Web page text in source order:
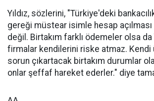
Yıldız, sözlerini, "Türkiye'deki
gereği müstear isimle hesap
değil. Birtakım farklı ödemeler olsa
firmalar kendilerini riske atmaz. Kendi
sorun çıkartacak birtakım durumlar
onlar şeffaf hareket ederler." diye